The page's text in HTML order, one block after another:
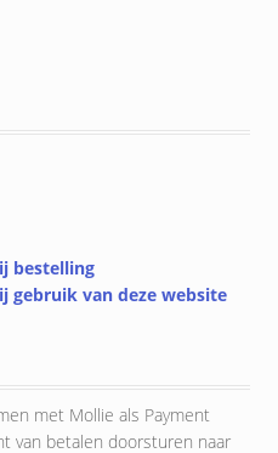
bestelling
gebruik van deze website
met Mollie als Payment
van betalen doorsturen naar